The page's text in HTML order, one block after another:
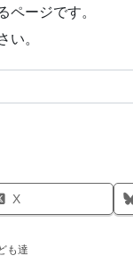
ページです。
い。
X
も達